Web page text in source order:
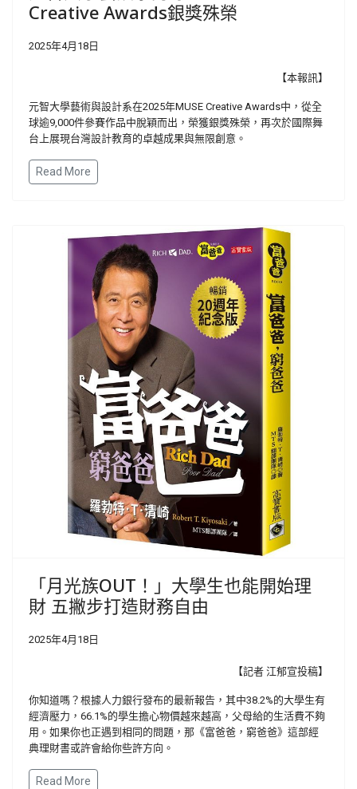
Creative Awards銀獎殊榮
2025年4月18日
【本報訊】
元智大學藝術與設計系在2025年MUSE Creative Awards中，從全
球逾9,000件參賽作品中脫穎而出，榮獲銀獎殊榮，再次於國際舞
台上展現台灣設計教育的卓越成果與無限創意。
Read More
「月光族OUT！」大學生也能開始理
財 五撇步打造財務自由
2025年4月18日
【記者 江郁宣投稿】
你知道嗎？根據人力銀行發布的最新報告，其中38.2%的大學生有
經濟壓力，66.1%的學生擔心物價越來越高，父母給的生活費不夠
用。如果你也正遇到相同的問題，那《富爸爸，窮爸爸》這部經
典理財書或許會給你些許方向。
Read More